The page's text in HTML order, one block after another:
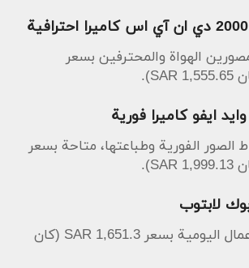
الهواة والمحترفين بسعر
ايفو كاميرا فورية
الصور الفورية وطباعتها، متاحة بسعر
لابتوب مناسب للأعمال اليومية بسعر 1,651.3 SAR (كان